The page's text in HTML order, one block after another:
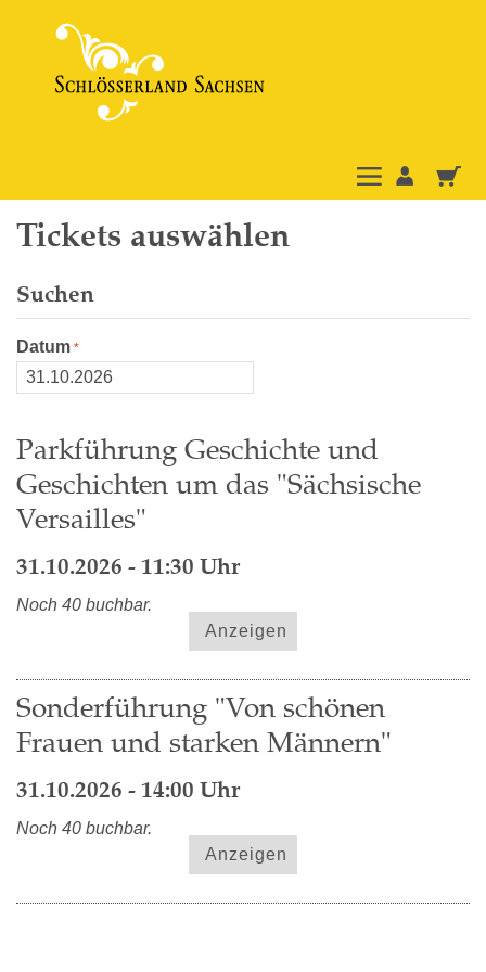
Tickets auswählen
Suchen
Datum
Parkführung Geschichte und
Geschichten um das "Sächsische
Versailles"
31.10.2026 - 11:30 Uhr
Noch 40 buchbar.
Anzeigen
Sonderführung "Von schönen
Frauen und starken Männern"
31.10.2026 - 14:00 Uhr
Noch 40 buchbar.
Anzeigen